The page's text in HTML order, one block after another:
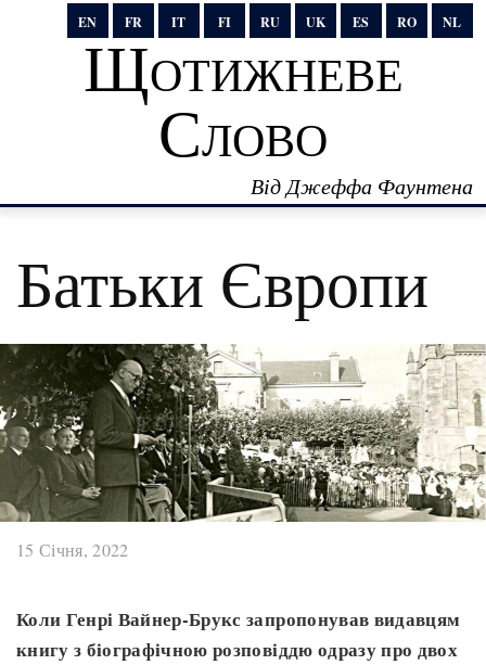
EN FR IT FI RU UK ES RO NL
Щотижневе
Слово
Від Джеффа Фаунтена
Батьки Європи
15 Січня, 2022
Коли Генрі Вайнер-Брукс запропонував видавцям
книгу з біографічною розповіддю одразу про двох